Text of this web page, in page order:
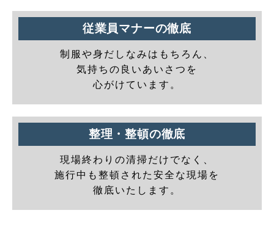
従業員マナーの徹底
制服や身だしなみはもちろん、
気持ちの良いあいさつを
心がけています。
整理・整頓の徹底
現場終わりの清掃だけでなく、
施行中も整頓された安全な現場を
徹底いたします。